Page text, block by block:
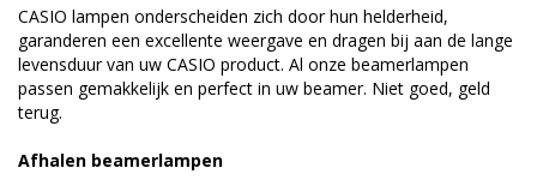
CASIO lampen onderscheiden zich door hun helderheid,
garanderen een excellente weergave en dragen bij aan de lange
levensduur van uw CASIO product. Al onze beamerlampen
passen gemakkelijk en perfect in uw beamer. Niet goed, geld
terug.
Afhalen beamerlampen